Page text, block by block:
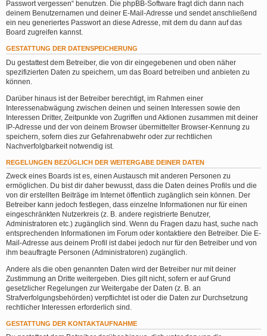
Passwort vergessen“ benutzen. Die phpBB-Software fragt dich dann nach
deinem Benutzernamen und deiner E-Mail-Adresse und sendet anschließend
ein neu generiertes Passwort an diese Adresse, mit dem du dann auf das
Board zugreifen kannst.
GESTATTUNG DER DATENSPEICHERUNG
Du gestattest dem Betreiber, die von dir eingegebenen und oben näher
spezifizierten Daten zu speichern, um das Board betreiben und anbieten zu
können.
Darüber hinaus ist der Betreiber berechtigt, im Rahmen einer
Interessenabwägung zwischen deinen und seinen Interessen sowie den
Interessen Dritter, Zeitpunkte von Zugriffen und Aktionen zusammen mit deiner
IP-Adresse und der von deinem Browser übermittelter Browser-Kennung zu
speichern, sofern dies zur Gefahrenabwehr oder zur rechtlichen
Nachverfolgbarkeit notwendig ist.
REGELUNGEN BEZÜGLICH DER WEITERGABE DEINER DATEN
Zweck eines Boards ist es, einen Austausch mit anderen Personen zu
ermöglichen. Du bist dir daher bewusst, dass die Daten deines Profils und die
von dir erstellten Beiträge im Internet öffentlich zugänglich sein können. Der
Betreiber kann jedoch festlegen, dass einzelne Informationen nur für einen
eingeschränkten Nutzerkreis (z. B. andere registrierte Benutzer,
Administratoren etc.) zugänglich sind. Wenn du Fragen dazu hast, suche nach
entsprechenden Informationen im Forum oder kontaktiere den Betreiber. Die E-
Mail-Adresse aus deinem Profil ist dabei jedoch nur für den Betreiber und von
ihm beauftragte Personen (Administratoren) zugänglich.
Andere als die oben genannten Daten wird der Betreiber nur mit deiner
Zustimmung an Dritte weitergeben. Dies gilt nicht, sofern er auf Grund
gesetzlicher Regelungen zur Weitergabe der Daten (z. B. an
Strafverfolgungsbehörden) verpflichtet ist oder die Daten zur Durchsetzung
rechtlicher Interessen erforderlich sind.
GESTATTUNG DER KONTAKTAUFNAHME